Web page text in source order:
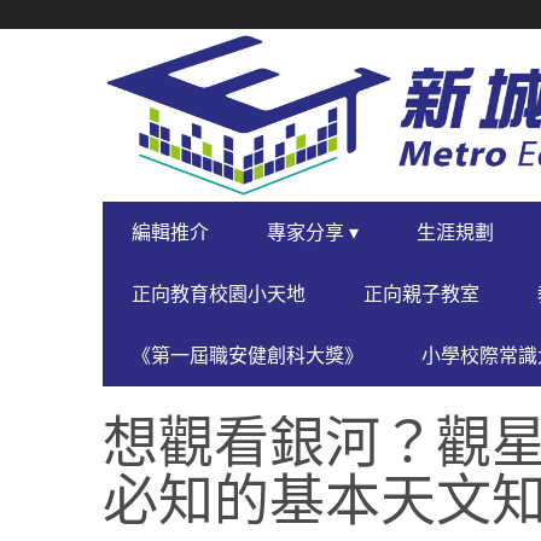
NAVIGATION
PRIMARY
NAVIGATION
編輯推介 專家分享 ▾ 生涯規劃
正向教育校園小天地 正向親子教室
《第一屆職安健創科大獎》 小學校際常
想觀看銀河？觀
必知的基本天文